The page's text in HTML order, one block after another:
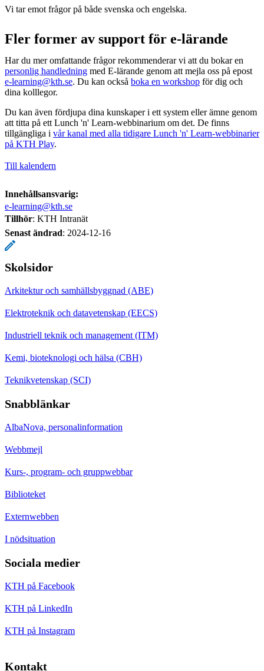
Vi tar emot frågor på både svenska och engelska.
Fler former av support för e-lärande
Har du mer omfattande frågor rekommenderar vi att du bokar en
personlig handledning med E-lärande genom att mejla oss på epost
e-learning@kth.se. Du kan också boka en workshop för dig och
dina kolllegor.
Du kan även fördjupa dina kunskaper i ett system eller ämne genom
att titta på ett Lunch 'n' Learn-webbinarium om det. De finns
tillgängliga i vår kanal med alla tidigare Lunch 'n' Learn-webbinarier
på KTH Play.
Till kalendern
Innehållsansvarig:
e-learning@kth.se
Tillhör: KTH Intranät
Senast ändrad: 2024-12-16
Skolsidor
Arkitektur och samhällsbyggnad (ABE)
Elektroteknik och datavetenskap (EECS)
Industriell teknik och management (ITM)
Kemi, bioteknologi och hälsa (CBH)
Teknikvetenskap (SCI)
Snabblänkar
AlbaNova, personalinformation
Webbmejl
Kurs-, program- och gruppwebbar
Biblioteket
Externwebben
I nödsituation
Sociala medier
KTH på Facebook
KTH på LinkedIn
KTH på Instagram
Kontakt